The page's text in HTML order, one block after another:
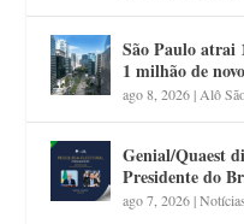
São Paulo atrai
1 milhão de
ago 8, 2026|Alô
Genial/Quaest
Presidente do
ago 7, 2026|